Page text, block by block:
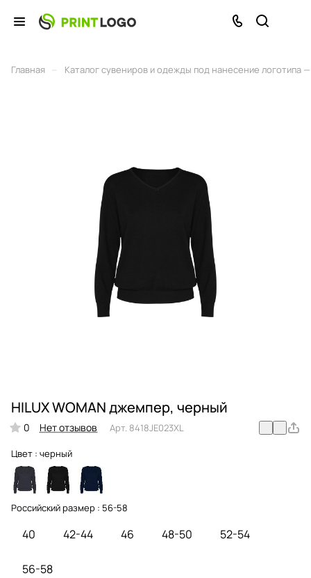
Главная Каталог сувениров и одежды под нанесение логотипа
HILUX WOMAN джемпер, черный
0 Нет отзывов Арт. 8418JE023XL
Цвет : черный
Российский размер : 56-58
40 42-44 46 48-50 52-54
56-58